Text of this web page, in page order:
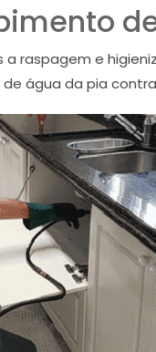
raspagem e
água da pia